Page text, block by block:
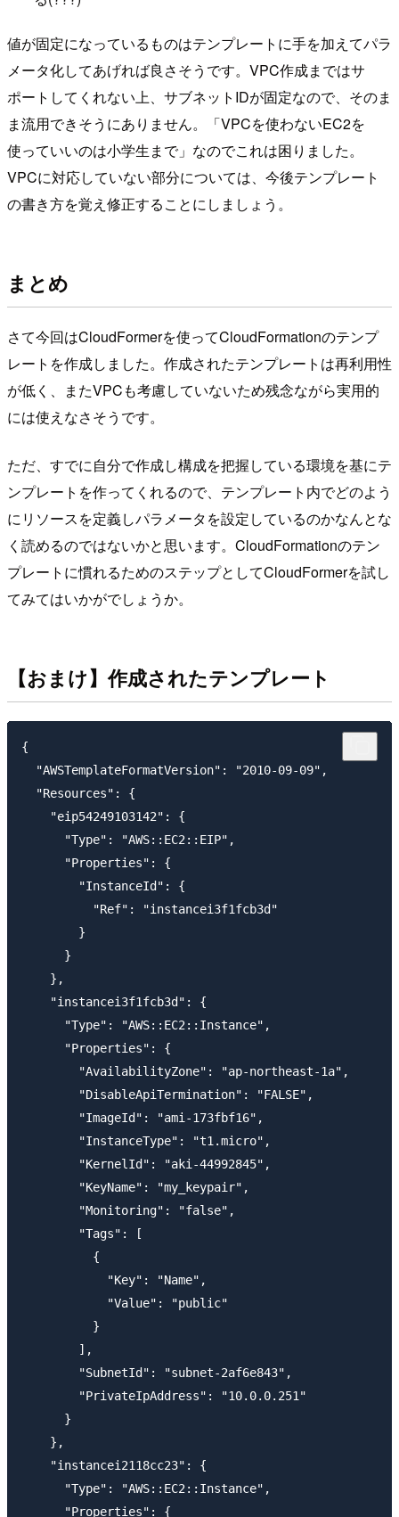
値が固定になっているものはテンプレートに手を加えてパラ
メータ化してあげれば良さそうです。VPC作成まではサ
ポートしてくれない上、サブネットIDが固定なので、そのま
ま流用できそうにありません。「VPCを使わないEC2を
使っていいのは小学生まで」なのでこれは困りました。
VPCに対応していない部分については、今後テンプレート
の書き方を覚え修正することにしましょう。
まとめ
さて今回はCloudFormerを使ってCloudFormationのテンプ
レートを作成しました。作成されたテンプレートは再利用性
が低く、またVPCも考慮していないため残念ながら実用的
には使えなさそうです。
ただ、すでに自分で作成し構成を把握している環境を基にテ
ンプレートを作ってくれるので、テンプレート内でどのよう
にリソースを定義しパラメータを設定しているのかなんとな
く読めるのではないかと思います。CloudFormationのテン
プレートに慣れるためのステップとしてCloudFormerを試し
てみてはいかがでしょうか。
【おまけ】作成されたテンプレート
{
"AWSTemplateFormatVersion": "2010-09-09",
"Resources": {
"eip54249103142": {
"Type": "AWS::EC2::EIP",
"Properties": {
"InstanceId": {
"Ref": "instancei3f1fcb3d"
}
}
},
"instancei3f1fcb3d": {
"Type": "AWS::EC2::Instance",
"Properties": {
"AvailabilityZone": "ap-northeast-1a",
"DisableApiTermination": "FALSE",
"ImageId": "ami-173fbf16",
"InstanceType": "t1.micro",
"KernelId": "aki-44992845",
"KeyName": "my_keypair",
"Monitoring": "false",
"Tags": [
{
"Key": "Name",
"Value": "public"
}
],
"SubnetId": "subnet-2af6e843",
"PrivateIpAddress": "10.0.0.251"
}
},
"instancei2118cc23": {
"Type": "AWS::EC2::Instance",
"Properties": {